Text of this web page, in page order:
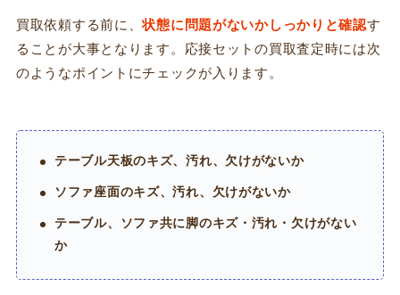
買取依頼する前に、状態に問題がないかしっかりと確認す
ることが大事となります。応接セットの買取査定時には次
のようなポイントにチェックが入ります。
テーブル天板のキズ、汚れ、欠けがないか
ソファ座面のキズ、汚れ、欠けがないか
テーブル、ソファ共に脚のキズ・汚れ・欠けがない
か